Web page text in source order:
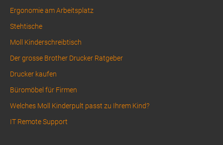
Ergonomie am Arbeitsplatz
Stehtische
Moll Kinderschreibtisch
Der grosse Brother Drucker Ratgeber
Drucker kaufen
Büromöbel für Firmen
Welches Moll Kinderpult passt zu Ihrem Kind?
IT Remote Support